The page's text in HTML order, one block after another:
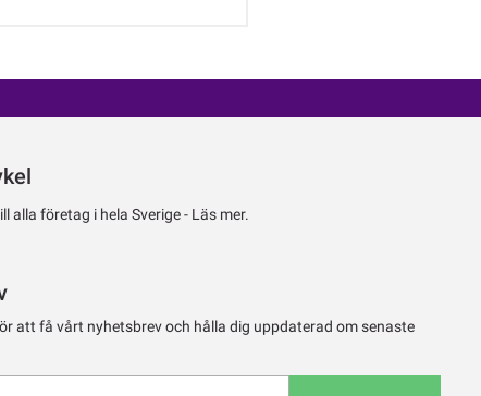
alla företag i hela Sverige - Läs mer.
att få vårt nyhetsbrev och hålla dig uppdaterad om senaste